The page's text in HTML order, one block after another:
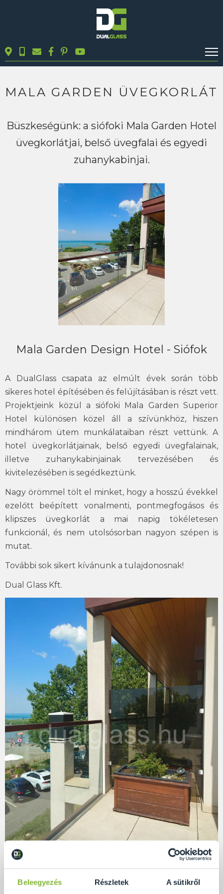
Beleegyezés Részletek A sütikről
TERMÉKEK
MUNKÁINK
KAPCSOLAT
MALA GARDEN ÜVEGKORLÁT
Büszkeségünk: a siófoki Mala Garden Hotel
üvegkorlátjai, belső üvegfalai és egyedi
zuhanykabinjai.
Mala Garden Design Hotel - Siófok
A DualGlass csapata az elmúlt évek során több
sikeres hotel építésében és felújításában is részt vett.
Projektjeink közül a siófoki Mala Garden Superior
Hotel különösen közel áll a szívünkhöz, hiszen
mindhárom ütem munkálataiban részt vettünk. A
hotel üvegkorlátjainak, belső egyedi üvegfalainak,
illetve zuhanykabinjainak tervezésében és
kivitelezésében is segédkeztünk.
Nagy örömmel tölt el minket, hogy a hosszú évekkel
ezelőtt beépített vonalmenti, pontmegfogásos és
klipszes üvegkorlát a mai napig tökéletesen
funkcionál, és nem utolsósorban nagyon szépen is
mutat.
További sok sikert kívánunk a tulajdonosnak!
Dual Glass Kft.